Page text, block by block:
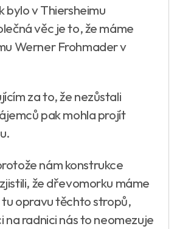
bylo v Thiersheimu
věc je to, že máme
Werner Frohmader v
za to, že nezůstali
pak mohla projít
nám konstrukce
že dřevomorku máme
tu opravu těchto stropů,
radnici nás to neomezuje